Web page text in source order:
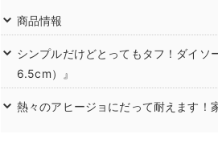
商品情報
シンプルだけどとってもタフ！ダイソ
6.5cm）』
熱々のアヒージョにだって耐えます！